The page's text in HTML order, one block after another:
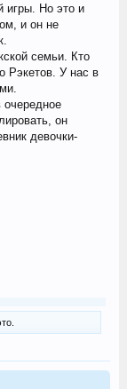
игры. Но это и
и он не
семьи. Кто
Рэкетов. У нас в
очередное
он
девочки-